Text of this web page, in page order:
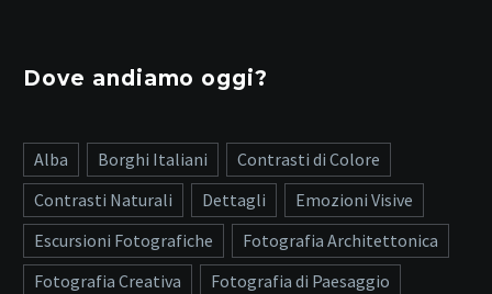
Dove andiamo oggi?
Alba Borghi Italiani
Contrasti di Colore
Contrasti Naturali
Dettagli
Emozioni Visive
Escursioni Fotografiche
Fotografia Architettonica
Fotografia Creativa
Fotografia di Paesaggio